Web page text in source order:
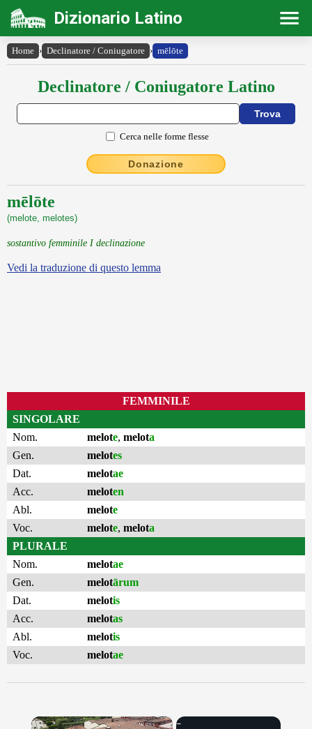
Dizionario Latino
Home › Declinatore / Coniugatore › mēlōte
Declinatore / Coniugatore Latino
Cerca nelle forme flesse
Donazione
mēlōte
(melote, melotes)
sostantivo femminile I declinazione
Vedi la traduzione di questo lemma
FEMMINILE
SINGOLARE
Nom.
melote, melota
Gen.
melotes
Dat.
melotae
Acc.
meloten
Abl.
melote
Voc.
melote, melota
PLURALE
Nom.
melotae
Gen.
melotārum
Dat.
melotis
Acc.
melotas
Abl.
melotis
Voc.
melotae
×